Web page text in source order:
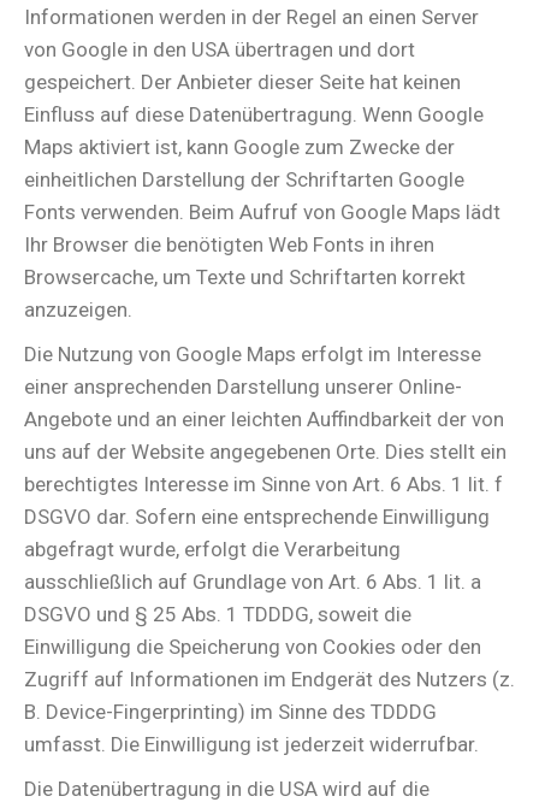
Informationen werden in der Regel an einen Server
von Google in den USA übertragen und dort
gespeichert. Der Anbieter dieser Seite hat keinen
Einfluss auf diese Datenübertragung. Wenn Google
Maps aktiviert ist, kann Google zum Zwecke der
einheitlichen Darstellung der Schriftarten Google
Fonts verwenden. Beim Aufruf von Google Maps lädt
Ihr Browser die benötigten Web Fonts in ihren
Browsercache, um Texte und Schriftarten korrekt
anzuzeigen.
Die Nutzung von Google Maps erfolgt im Interesse
einer ansprechenden Darstellung unserer Online-
Angebote und an einer leichten Auffindbarkeit der von
uns auf der Website angegebenen Orte. Dies stellt ein
berechtigtes Interesse im Sinne von Art. 6 Abs. 1 lit. f
DSGVO dar. Sofern eine entsprechende Einwilligung
abgefragt wurde, erfolgt die Verarbeitung
ausschließlich auf Grundlage von Art. 6 Abs. 1 lit. a
DSGVO und § 25 Abs. 1 TDDDG, soweit die
Einwilligung die Speicherung von Cookies oder den
Zugriff auf Informationen im Endgerät des Nutzers (z.
B. Device-Fingerprinting) im Sinne des TDDDG
umfasst. Die Einwilligung ist jederzeit widerrufbar.
Die Datenübertragung in die USA wird auf die